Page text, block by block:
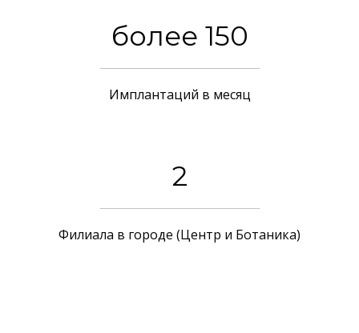
более 150
Имплантаций в месяц
2
Филиала в городе (Центр и Ботаника)